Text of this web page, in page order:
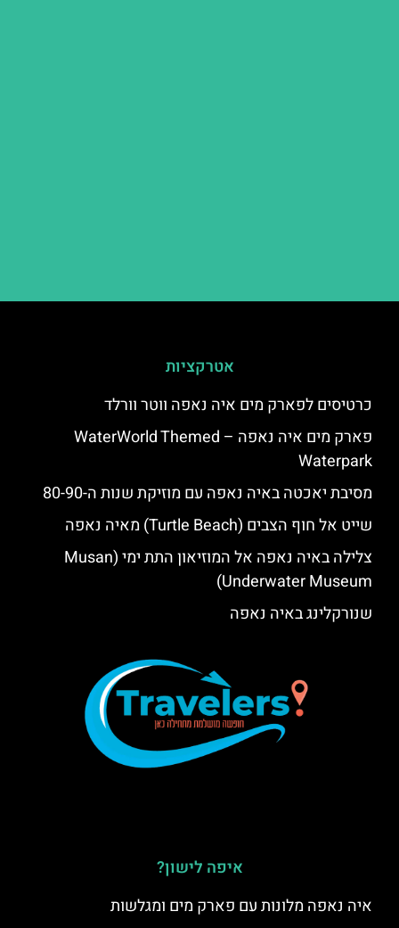
אטרקציות
כרטיסים לפארק מים איה נאפה ווטר וורלד
פארק מים איה נאפה – ‪‪WaterWorld Themed
Waterpark‬‬
מסיבת יאכטה באיה נאפה עם מוזיקת שנות ה-80-90
שייט אל חוף הצבים (Turtle Beach) מאיה נאפה
צלילה באיה נאפה אל המוזיאון התת ימי (Musan
Underwater Museum)
שנורקלינג באיה נאפה
איפה לישון?
איה נאפה מלונות עם פארק מים ומגלשות